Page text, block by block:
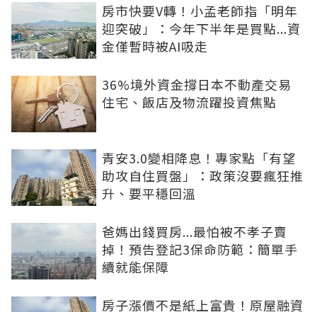
房市快要V轉！小孟老師指「明年
迎突破」：今年下半年是買點...資
金僅暫時被AI吸走
36%境外資金撐日本不動產交易
住宅、飯店及物流躍投資焦點
青安3.0變相降息！專家點「有望
助攻自住買盤」：政策沒要瘋狂推
升、要平穩回溫
爸媽出錢買房...最怕被不孝子賣
掉！預告登記3保命防範：簡單手
續就能保障
房子漲價不是紙上富貴！原屋融資